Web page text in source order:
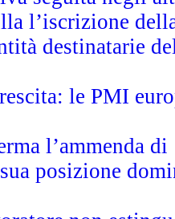
l’iscrizione
destinatarie
le PMI
l’ammenda
posizione